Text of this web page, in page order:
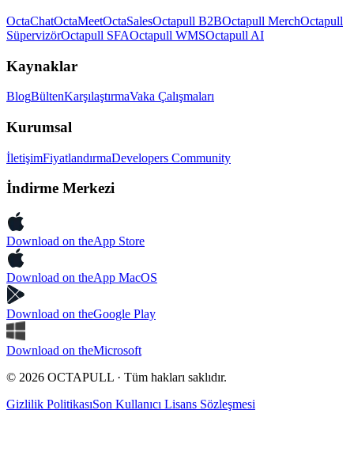
OctaChatOctaMeetOctaSalesOctapull B2BOctapull MerchOctapull
SüpervizörOctapull SFAOctapull WMSOctapull AI
Kaynaklar
BlogBültenKarşılaştırmaVaka Çalışmaları
Kurumsal
İletişimFiyatlandırmaDevelopers Community
İndirme Merkezi
Download on theApp Store
Download on theApp MacOS
Download on theGoogle Play
Download on theMicrosoft
© 2026 OCTAPULL · Tüm hakları saklıdır.
Gizlilik PolitikasıSon Kullanıcı Lisans Sözleşmesi